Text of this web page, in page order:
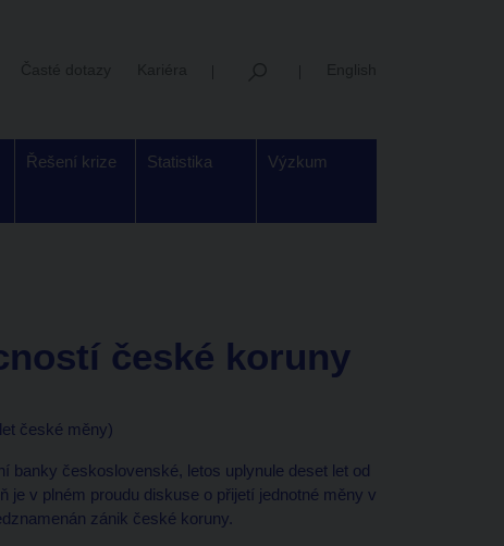
Řešení krize Statistika Výzkum
české koruny
české měny)
banky československé, letos uplynule deset let od
v plném proudu diskuse o přijetí jednotné měny v
zánik české koruny.